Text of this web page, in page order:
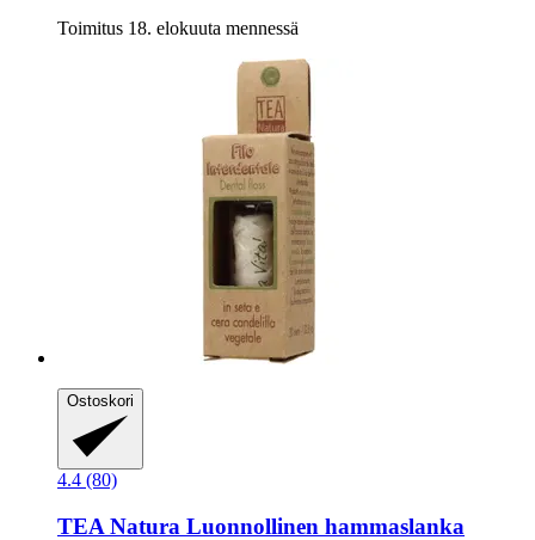
Toimitus 18. elokuuta mennessä
Ostoskori
4.4 (80)
TEA Natura Luonnollinen hammaslanka